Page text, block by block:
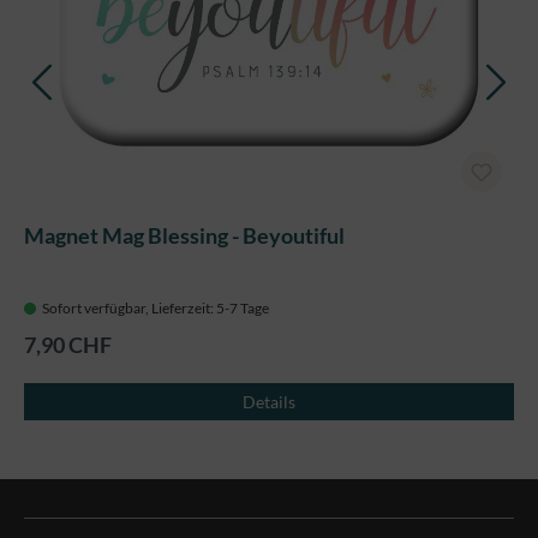
Magnet Mag Blessing - Beyoutiful
Sofort verfügbar, Lieferzeit: 5-7 Tage
7,90 CHF
Details